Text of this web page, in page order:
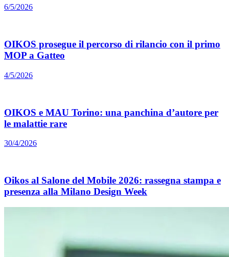
6/5/2026
OIKOS prosegue il percorso di rilancio con il primo
MOP a Gatteo
4/5/2026
OIKOS e MAU Torino: una panchina d’autore per
le malattie rare
30/4/2026
Oikos al Salone del Mobile 2026: rassegna stampa e
presenza alla Milano Design Week